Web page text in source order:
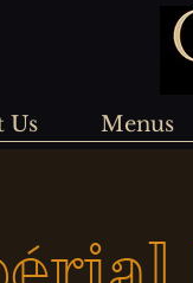
Us Menus